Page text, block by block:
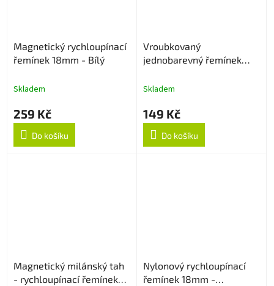
Magnetický rychloupínací
řemínek 18mm - Bílý
Skladem
259 Kč
Do košíku
Vroubkovaný
jednobarevný řemínek
Skladem
149 Kč
Do košíku
Magnetický milánský tah
- rychloupínací řemínek
Nylonový rychloupínací
řemínek 18mm -